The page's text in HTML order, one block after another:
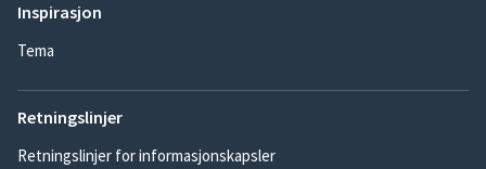
Inspirasjon
Tema
Retningslinjer
Retningslinjer for informasjonskapsler